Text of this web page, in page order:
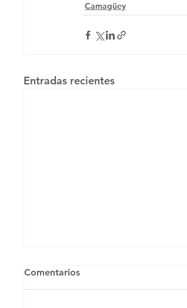
Camagüey
Entradas recientes
Comentarios